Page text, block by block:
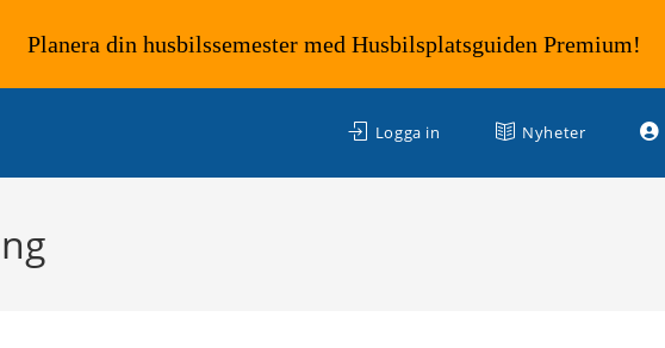
Logga in Nyheter
Planera din husbilssemester med Husbilsplatsguiden Premium!